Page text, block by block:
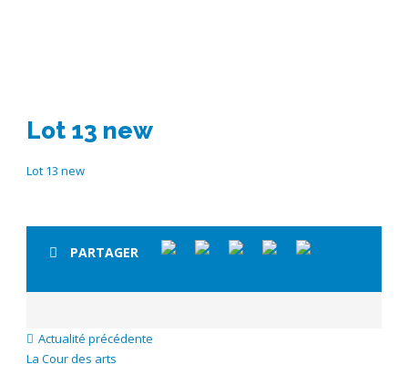
Lot 13 new
Lot 13 new
PARTAGER
Actualité précédente
La Cour des arts